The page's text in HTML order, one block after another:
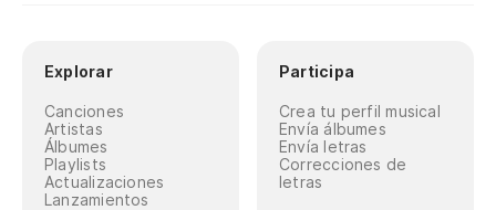
Explorar
Canciones
Artistas
Álbumes
Playlists
Actualizaciones
Lanzamientos
Participa
Crea tu perfil musical
Envía álbumes
Envía letras
Correcciones de
letras